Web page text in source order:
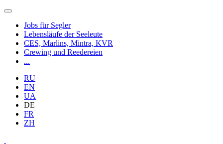
Jobs für Segler
Lebensläufe der Seeleute
CES, Marlins, Mintra, KVR
Crewing und Reedereien
...
RU
EN
UA
DE
FR
ZH